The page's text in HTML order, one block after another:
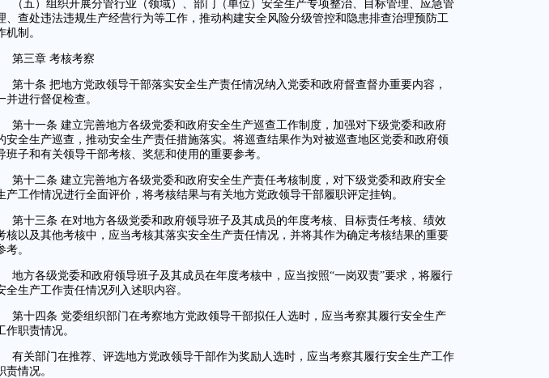
（五）组织开展分管行业（领域）、部门（单位）安全生产专项整治、目标管理、应急管
、查处违法违规生产经营行为等工作，推动构建安全风险分级管控和隐患排查治理预防工
机制。
第三章 考核考察
第十条 把地方党政领导干部落实安全生产责任情况纳入党委和政府督查督办重要内容，
并进行督促检查。
第十一条 建立完善地方各级党委和政府安全生产巡查工作制度，加强对下级党委和政府
安全生产巡查，推动安全生产责任措施落实。将巡查结果作为对被巡查地区党委和政府领
班子和有关领导干部考核、奖惩和使用的重要参考。
第十二条 建立完善地方各级党委和政府安全生产责任考核制度，对下级党委和政府安全
产工作情况进行全面评价，将考核结果与有关地方党政领导干部履职评定挂钩。
第十三条 在对地方各级党委和政府领导班子及其成员的年度考核、目标责任考核、绩效
核以及其他考核中，应当考核其落实安全生产责任情况，并将其作为确定考核结果的重要
考。
地方各级党委和政府领导班子及其成员在年度考核中，应当按照“一岗双责”要求，将履行
全生产工作责任情况列入述职内容。
第十四条 党委组织部门在考察地方党政领导干部拟任人选时，应当考察其履行安全生产
作职责情况。
有关部门在推荐、评选地方党政领导干部作为奖励人选时，应当考察其履行安全生产工作
责情况。